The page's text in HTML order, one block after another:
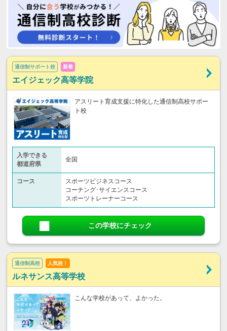
通信制サポート校 新着
エイジェック高等学院
アスリート育成支援に特化した通信制高校サポー
ト校
入学できる
都道府県
全国
コース
スポーツビジネスコース
コーチング･サイエンスコース
スポーツトレーナーコース
この学校にチェック
通信制高校 人気校！
ルネサンス高等学校
こんな学校があって、よかった。